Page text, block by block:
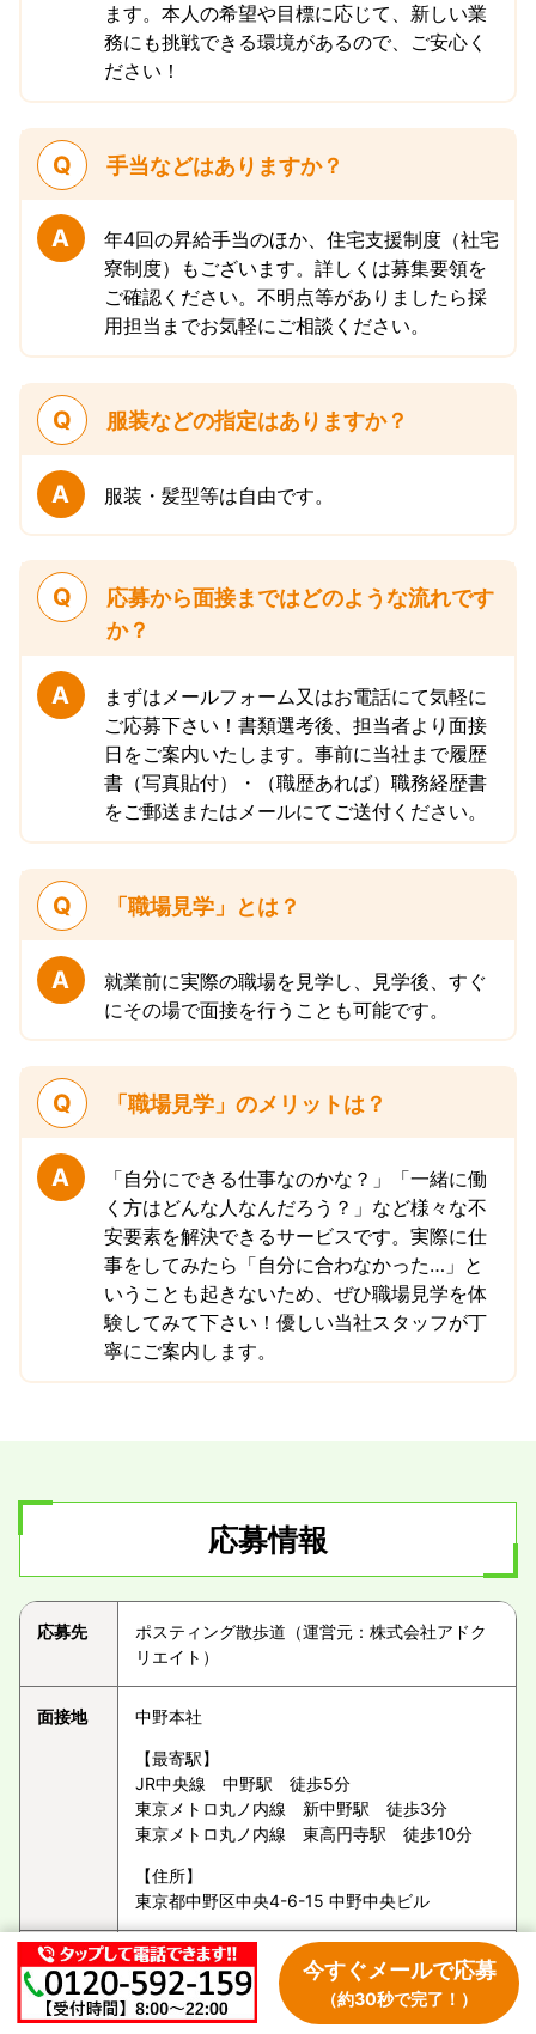
ます。本人の希望や目標に応じて、新しい業
務にも挑戦できる環境があるので、ご安心く
ださい！
Q 手当などはありますか？
A
年4回の昇給手当のほか、住宅支援制度（社宅
寮制度）もございます。詳しくは募集要領を
ご確認ください。不明点等がありましたら採
用担当までお気軽にご相談ください。
Q 服装などの指定はありますか？
A 服装・髪型等は自由です。
Q
応募から面接まではどのような流れです
か？
A
まずはメールフォーム又はお電話にて気軽に
ご応募下さい！書類選考後、担当者より面接
日をご案内いたします。事前に当社まで履歴
書（写真貼付）・（職歴あれば）職務経歴書
をご郵送またはメールにてご送付ください。
Q 「職場見学」とは？
A
就業前に実際の職場を見学し、見学後、すぐ
にその場で面接を行うことも可能です。
Q 「職場見学」のメリットは？
A
「自分にできる仕事なのかな？」「一緒に働
く方はどんな人なんだろう？」など様々な不
安要素を解決できるサービスです。実際に仕
事をしてみたら「自分に合わなかった…」と
いうことも起きないため、ぜひ職場見学を体
験してみて下さい！優しい当社スタッフが丁
寧にご案内します。
応募情報
応募先
ポスティング散歩道（運営元：株式会社アドク
リエイト）
面接地 中野本社
【最寄駅】
JR中央線 中野駅 徒歩5分
東京メトロ丸ノ内線 新中野駅 徒歩3分
東京メトロ丸ノ内線 東高円寺駅 徒歩10分
【住所】
東京都中野区中央4-6-15 中野中央ビル
応募方
法
＜ステップ1＞
メールフォーム又はお電話にて気軽にご応募下
さい！書類選考後、担当者より面接日をご案内
今すぐメールで応募
（約30秒で完了！）